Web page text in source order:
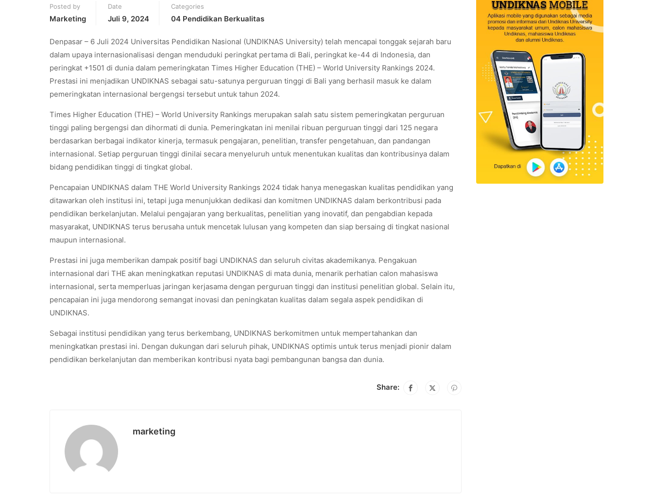
Posted by
Marketing
Date
Juli 9, 2024
Categories
04 Pendidikan Berkualitas
Denpasar – 6 Juli 2024 Universitas Pendidikan Nasional (UNDIKNAS University) telah mencapai tonggak sejarah baru
dalam upaya internasionalisasi dengan menduduki peringkat pertama di Bali, peringkat ke-44 di Indonesia, dan
peringkat +1501 di dunia dalam pemeringkatan Times Higher Education (THE) – World University Rankings 2024.
Prestasi ini menjadikan UNDIKNAS sebagai satu-satunya perguruan tinggi di Bali yang berhasil masuk ke dalam
pemeringkatan internasional bergengsi tersebut untuk tahun 2024.
Times Higher Education (THE) – World University Rankings merupakan salah satu sistem pemeringkatan perguruan
tinggi paling bergengsi dan dihormati di dunia. Pemeringkatan ini menilai ribuan perguruan tinggi dari 125 negara
berdasarkan berbagai indikator kinerja, termasuk pengajaran, penelitian, transfer pengetahuan, dan pandangan
internasional. Setiap perguruan tinggi dinilai secara menyeluruh untuk menentukan kualitas dan kontribusinya dalam
bidang pendidikan tinggi di tingkat global.
Pencapaian UNDIKNAS dalam THE World University Rankings 2024 tidak hanya menegaskan kualitas pendidikan yang
ditawarkan oleh institusi ini, tetapi juga menunjukkan dedikasi dan komitmen UNDIKNAS dalam berkontribusi pada
pendidikan berkelanjutan. Melalui pengajaran yang berkualitas, penelitian yang inovatif, dan pengabdian kepada
masyarakat, UNDIKNAS terus berusaha untuk mencetak lulusan yang kompeten dan siap bersaing di tingkat nasional
maupun internasional.
Prestasi ini juga memberikan dampak positif bagi UNDIKNAS dan seluruh civitas akademikanya. Pengakuan
internasional dari THE akan meningkatkan reputasi UNDIKNAS di mata dunia, menarik perhatian calon mahasiswa
internasional, serta memperluas jaringan kerjasama dengan perguruan tinggi dan institusi penelitian global. Selain itu,
pencapaian ini juga mendorong semangat inovasi dan peningkatan kualitas dalam segala aspek pendidikan di
UNDIKNAS.
Sebagai institusi pendidikan yang terus berkembang, UNDIKNAS berkomitmen untuk mempertahankan dan
meningkatkan prestasi ini. Dengan dukungan dari seluruh pihak, UNDIKNAS optimis untuk terus menjadi pionir dalam
pendidikan berkelanjutan dan memberikan kontribusi nyata bagi pembangunan bangsa dan dunia.
Share:
marketing